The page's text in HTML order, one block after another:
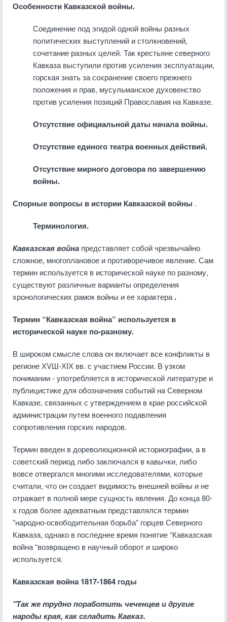
Особенности Кавказской войны.
Соединение под эгидой одной войны разных
политических выступлений и столкновений,
сочетание разных целей. Так крестьяне северного
Кавказа выступили против усиления эксплуатации,
горская знать за сохранение своего прежнего
положения и прав, мусульманское духовенство
против усиления позиций Православия на Кавказе.
Отсутствие официальной даты начала войны.
Отсутствие единого театра военных действий.
Отсутствие мирного договора по завершению
войны.
Спорные вопросы в истории Кавказской войны .
Терминология.
Кавказская война представляет собой чрезвычайно
сложное, многоплановое и противоречивое явление. Сам
термин используется в исторической науке по разному,
существуют различные варианты определения
хронологических рамок войны и ее характера .
Термин “Кавказская война” используется в
исторической науке по-разному.
В широком смысле слова он включает все конфликты в
регионе ХVШ-ХIХ вв. с участием России. В узком
понимании - употребляется в исторической литературе и
публицистике для обозначения событий на Северном
Кавказе, связанных с утверждением в крае российской
администрации путем военного подавления
сопротивления горских народов.
Термин введен в дореволюционной историографии, а в
советский период либо заключался в кавычки, либо
вовсе отвергался многими исследователями, которые
считали, что он создает видимость внешней войны и не
отражает в полной мере сущность явления. До конца 80-
х годов более адекватным представлялся термин
”народно-освободительная борьба” горцев Северного
Кавказа, однако в последнее время понятие “Кавказская
война “возвращено в научный оборот и широко
используется.
Кавказская война 1817-1864 годы
"Так же трудно поработить чеченцев и другие
народы края, как сгладить Кавказ.